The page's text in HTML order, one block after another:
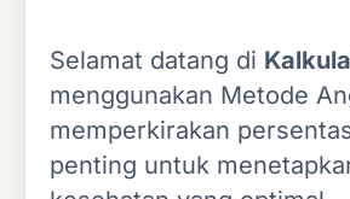
Selamat datang di
menggunakan Metode
memperkirakan
penting untuk